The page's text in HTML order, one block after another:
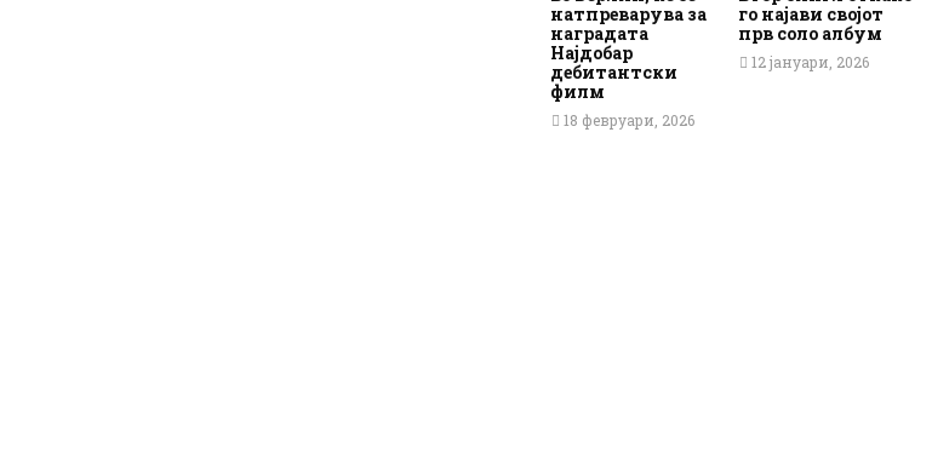
натпреварува за
наградата
Најдобар
дебитантски
филм
18 февруари, 2026
го најави својот
прв соло албум
12 јануари, 2026